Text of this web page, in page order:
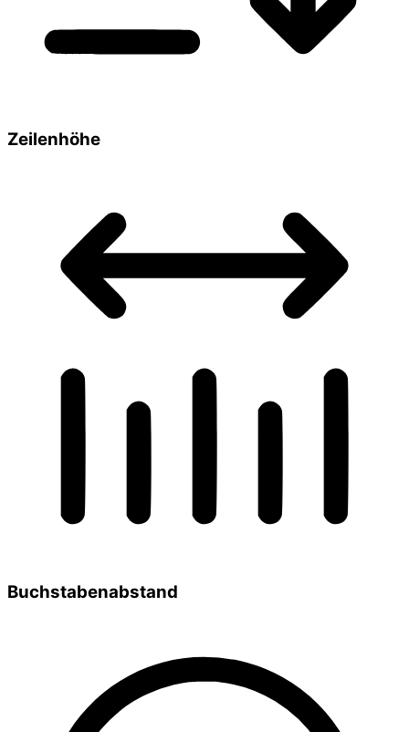
Zeilenhöhe
Buchstabenabstand